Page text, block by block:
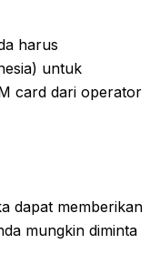
harus
untuk
card dari operator
dapat memberikan
mungkin diminta